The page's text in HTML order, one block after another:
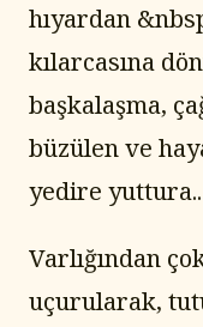
hıyardan
kılarcasına
başkalaşma,
büzülen ve
yedire yuttura..
Varlığından
uçurularak,